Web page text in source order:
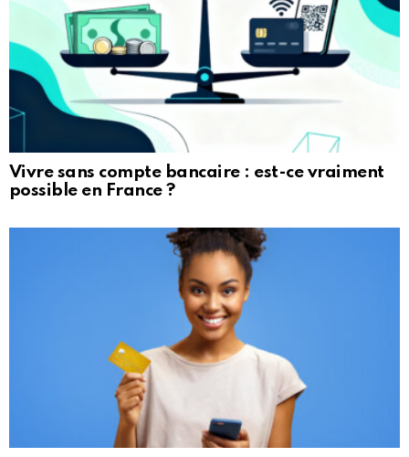
Vivre sans compte bancaire : est-ce vraiment
possible en France ?